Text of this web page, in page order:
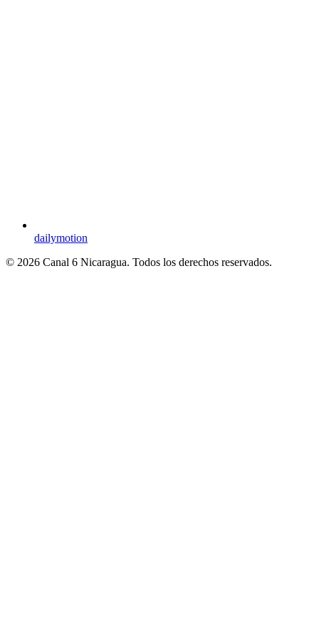
dailymotion
© 2026 Canal 6 Nicaragua. Todos los derechos reservados.